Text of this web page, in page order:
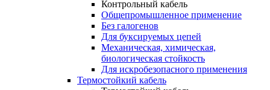
Контрольный кабель
Общепромышленное применение
Без галогенов
Для буксируемых цепей
Механическая, химическая,
биологическая стойкость
Для искробезопасного применения
Термостойкий кабель